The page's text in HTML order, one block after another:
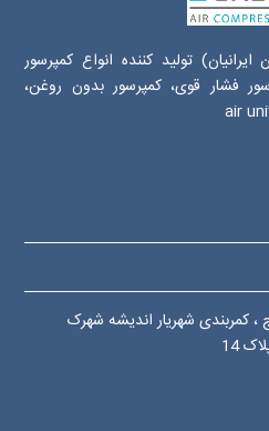
ایرانیان) تولید کننده انواع کمپرسور
فشار قوی، کمپرسور بدون روغن،
کرج ، کمربندی شهریار اندیشه شهرک
14